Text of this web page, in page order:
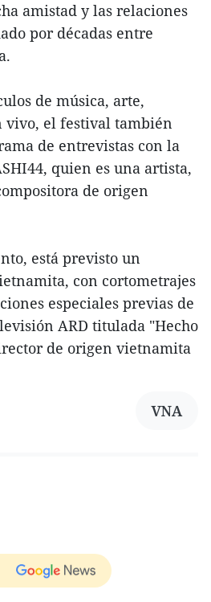
amistad y las relaciones
por décadas entre
de música, arte,
vivo, el festival también
de entrevistas con la
quien es una artista,
de origen
está previsto un
con cortometrajes
especiales previas de
ARD titulada "Hecho
de origen vietnamita
VNA